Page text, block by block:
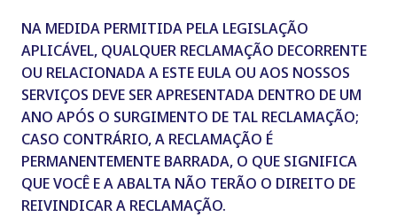
NA MEDIDA PERMITIDA PELA LEGISLAÇÃO
APLICÁVEL, QUALQUER RECLAMAÇÃO DECORRENTE
OU RELACIONADA A ESTE EULA OU AOS NOSSOS
SERVIÇOS DEVE SER APRESENTADA DENTRO DE UM
ANO APÓS O SURGIMENTO DE TAL RECLAMAÇÃO;
CASO CONTRÁRIO, A RECLAMAÇÃO É
PERMANENTEMENTE BARRADA, O QUE SIGNIFICA
QUE VOCÊ E A ABALTA NÃO TERÃO O DIREITO DE
REIVINDICAR A RECLAMAÇÃO.